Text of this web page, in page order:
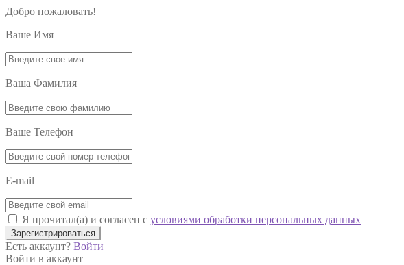
Добро пожаловать!
Ваше Имя
Ваша Фамилия
Ваше Телефон
E-mail
Я прочитал(а) и согласен с условиями обработки персональных данных
Зарегистрироваться
Есть аккаунт? Войти
Войти в аккаунт